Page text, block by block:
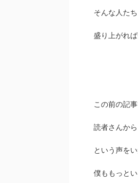
そんな人た
盛り上がれ
この前の記事
読者さんから
という声を
僕ももっと